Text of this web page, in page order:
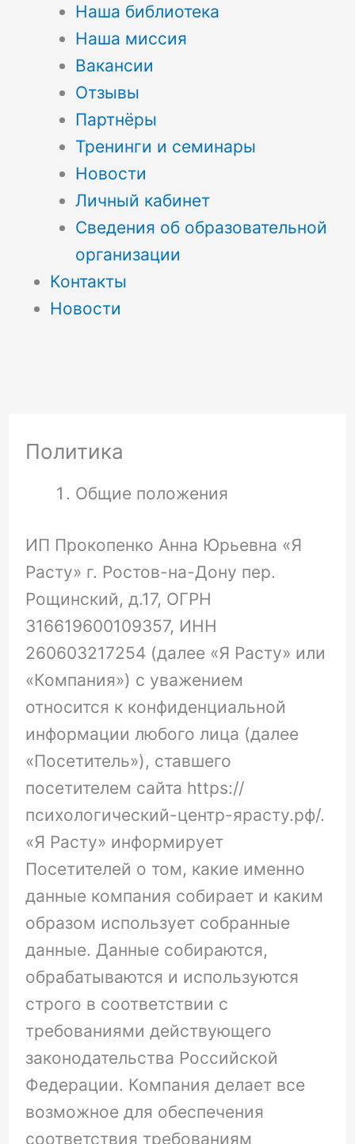
Наша библиотека
Наша миссия
Вакансии
Отзывы
Партнёры
Тренинги и семинары
Новости
Личный кабинет
Сведения об образовательной
организации
Контакты
Новости
Политика
Общие положения
ИП Прокопенко Анна Юрьевна «Я
Расту» г. Ростов-на-Дону пер.
Рощинский, д.17, ОГРН
316619600109357, ИНН
260603217254 (далее «Я Расту» или
«Компания») с уважением
относится к конфиденциальной
информации любого лица (далее
«Посетитель»), ставшего
посетителем сайта https://
психологический-центр-ярасту.рф/.
«Я Расту» информирует
Посетителей о том, какие именно
данные компания собирает и каким
образом использует собранные
данные. Данные собираются,
обрабатываются и используются
строго в соответствии с
требованиями действующего
законодательства Российской
Федерации. Компания делает все
возможное для обеспечения
соответствия требованиям